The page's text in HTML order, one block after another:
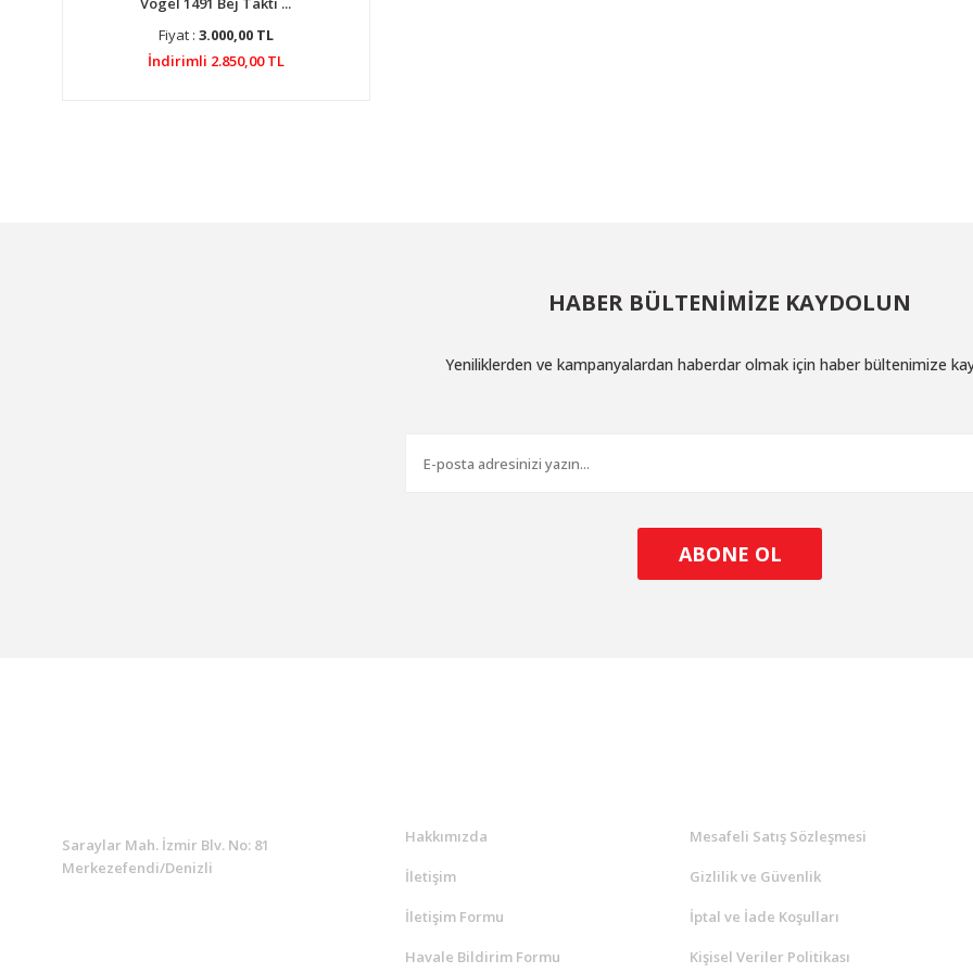
Fiyat : 3.000,00 TL
İndirimli 2.850,00 TL
HABER BÜLTENİMİZE KAYDOLUN
Yeniliklerden ve kampanyalardan haberdar olmak için haber bültenimize
ABONE OL
Saraylar Mah. İzmir Blv. No: 81
Merkezefendi/Denizli
Hakkımızda
İletişim
İletişim Formu
Havale Bildirim Formu
Mesafeli Satış Sözleşmesi
Gizlilik ve Güvenlik
İptal ve İade Koşulları
Kişisel Veriler Politikası